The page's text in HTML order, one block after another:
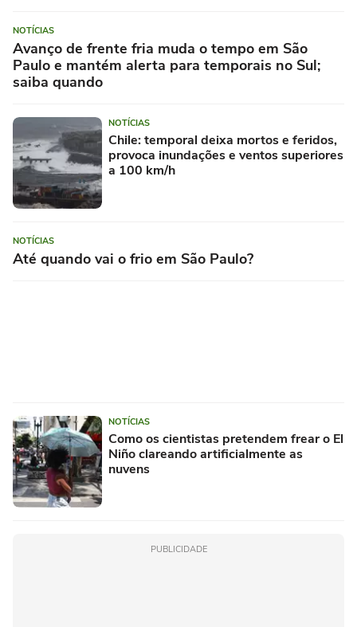
NOTÍCIAS
Avanço de frente fria muda o tempo em São
Paulo e mantém alerta para temporais no Sul;
saiba quando
NOTÍCIAS
Chile: temporal deixa mortos e feridos,
provoca inundações e ventos superiores
a 100 km/h
NOTÍCIAS
Até quando vai o frio em São Paulo?
NOTÍCIAS
Como os cientistas pretendem frear o El
Niño clareando artificialmente as
nuvens
PUBLICIDADE